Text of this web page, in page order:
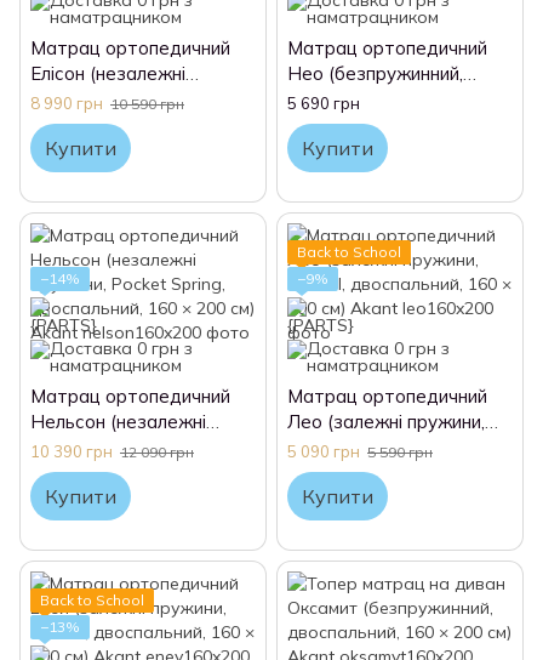
Матрац ортопедичний
Елісон (незалежні
пружини, Pocket Spring,
двоспальний, 160 × 200
см) Akant
8 990 грн 10 590 грн
Купити
Матрац ортопедичний
Нео (безпружинний,
двоспальний, 160 × 200
см) Akant
5 690 грн
Купити
−14%
Матрац ортопедичний
Нельсон (незалежні
пружини, Pocket Spring,
двоспальний, 160 × 200
см) Akant
10 390 грн 12 090 грн
Купити
Back to School
−9%
Матрац ортопедичний
Лео (залежні пружини,
Bonnel, двоспальний, 160
× 200 см) Akant
5 090 грн 5 590 грн
Купити
Back to School
−13%